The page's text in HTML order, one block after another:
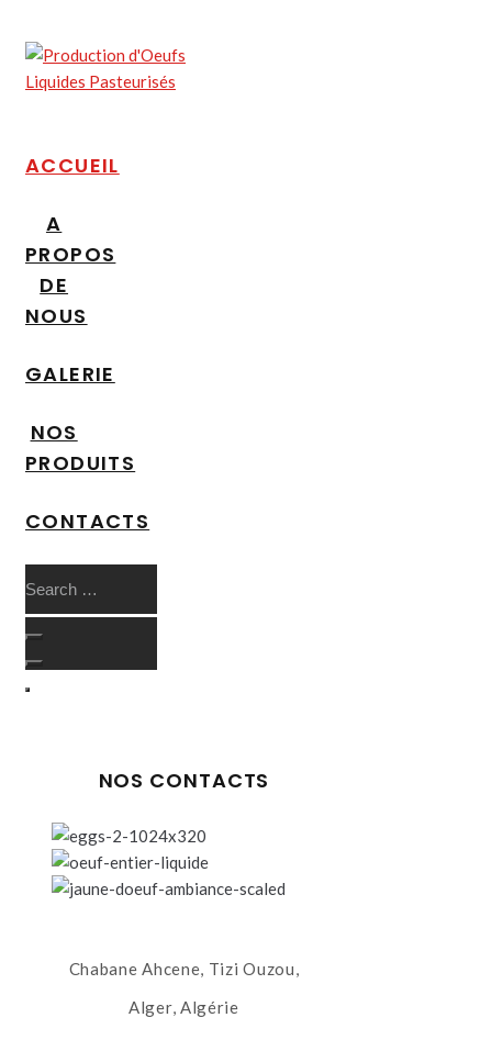
ACCUEIL
A
PROPOS
DE
NOUS
GALERIE
NOS
PRODUITS
CONTACTS
NOS CONTACTS
Chabane Ahcene, Tizi Ouzou,
Alger, Algérie